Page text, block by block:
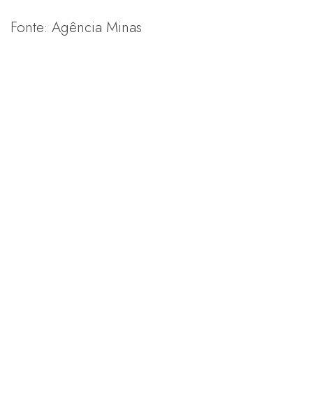
Fonte: Agência Minas